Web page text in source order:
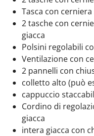
Tasca con
2 tasche con
giacca
Polsini regolabili
Ventilazione con
2 pannelli con
colletto alto (può
cappuccio
Cordino di
giacca
intera giacca con